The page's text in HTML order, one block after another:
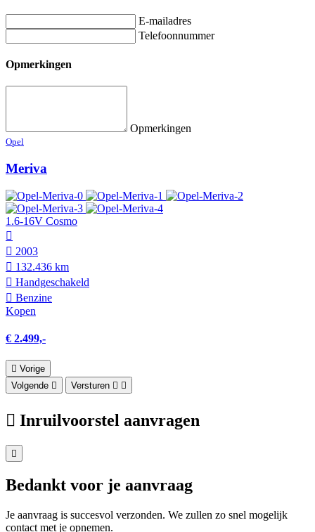
E-mailadres
Telefoonnummer
Opmerkingen
Opmerkingen
Opel
Meriva
1.6-16V Cosmo
2003
132.436 km
Hand­geschakeld
Benzine
Kopen
€ 2.499,-
Vorige
Volgende
Versturen
Inruilvoorstel aanvragen
Bedankt voor je aanvraag
Je aanvraag is succesvol verzonden. We zullen zo snel mogelijk
contact met je opnemen.